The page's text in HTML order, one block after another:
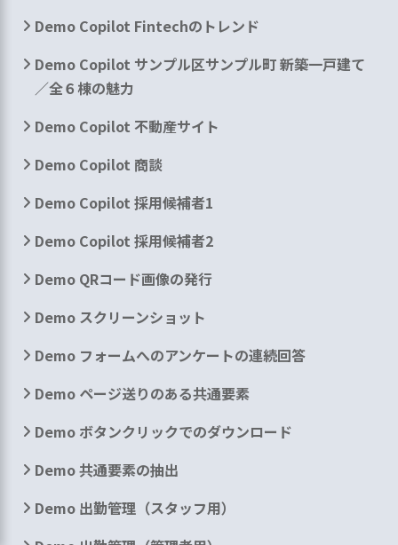
Demo Copilot Fintechのトレンド
Demo Copilot サンプル区サンプル町 新築一戸建て
／全６棟の魅力
Demo Copilot 不動産サイト
Demo Copilot 商談
Demo Copilot 採用候補者1
Demo Copilot 採用候補者2
Demo QRコード画像の発行
Demo スクリーンショット
Demo フォームへのアンケートの連続回答
Demo ページ送りのある共通要素
Demo ボタンクリックでのダウンロード
Demo 共通要素の抽出
Demo 出勤管理（スタッフ用）